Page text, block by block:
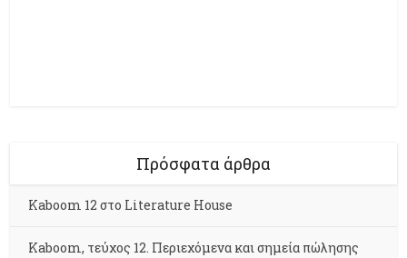
Πρόσφατα άρθρα
Kaboom 12 στο Literature House
Kaboom, τεύχος 12. Περιεχόμενα και σημεία πώλησης